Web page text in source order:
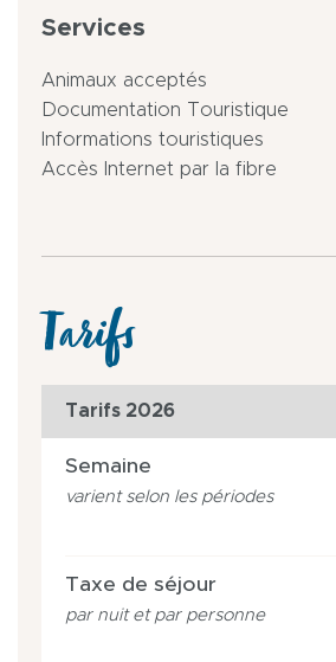
Services
Animaux acceptés
Documentation Touristique
Informations touristiques
Accès Internet par la fibre
Tarifs
Tarifs 2026
Semaine
varient selon les périodes
Taxe de séjour
par nuit et par personne